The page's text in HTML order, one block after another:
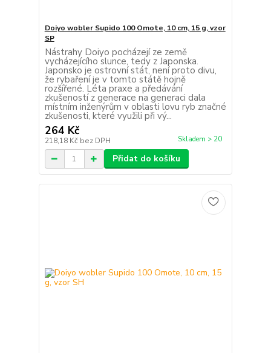
Doiyo wobler Supido 100 Omote, 10 cm, 15 g, vzor
SP
Nástrahy Doiyo pocházejí ze země
vycházejícího slunce, tedy z Japonska.
Japonsko je ostrovní stát, není proto divu,
že rybaření je v tomto státě hojně
rozšířené. Léta praxe a předávání
zkušeností z generace na generaci dala
místním inženýrům v oblasti lovu ryb značné
zkušenosti, které využili při vý...
264 Kč
218,18 Kč bez DPH Skladem > 20
Přidat do košíku